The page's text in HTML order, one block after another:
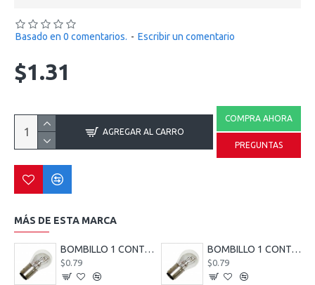
Basado en 0 comentarios. - Escribir un comentario
$1.31
AGREGAR AL CARRO
COMPRA AHORA
PREGUNTAS
MÁS DE ESTA MARCA
BOMBILLO 1 CONTACTO 1073-12V-21W, FOCO-1C-GERMANY 17635-NARVA
$0.79
BOMBILLO 1 CONTACTO 1073-24V-21W-BA15S, FOCO-1C-GERMANY 17643-NARVA
$0.79